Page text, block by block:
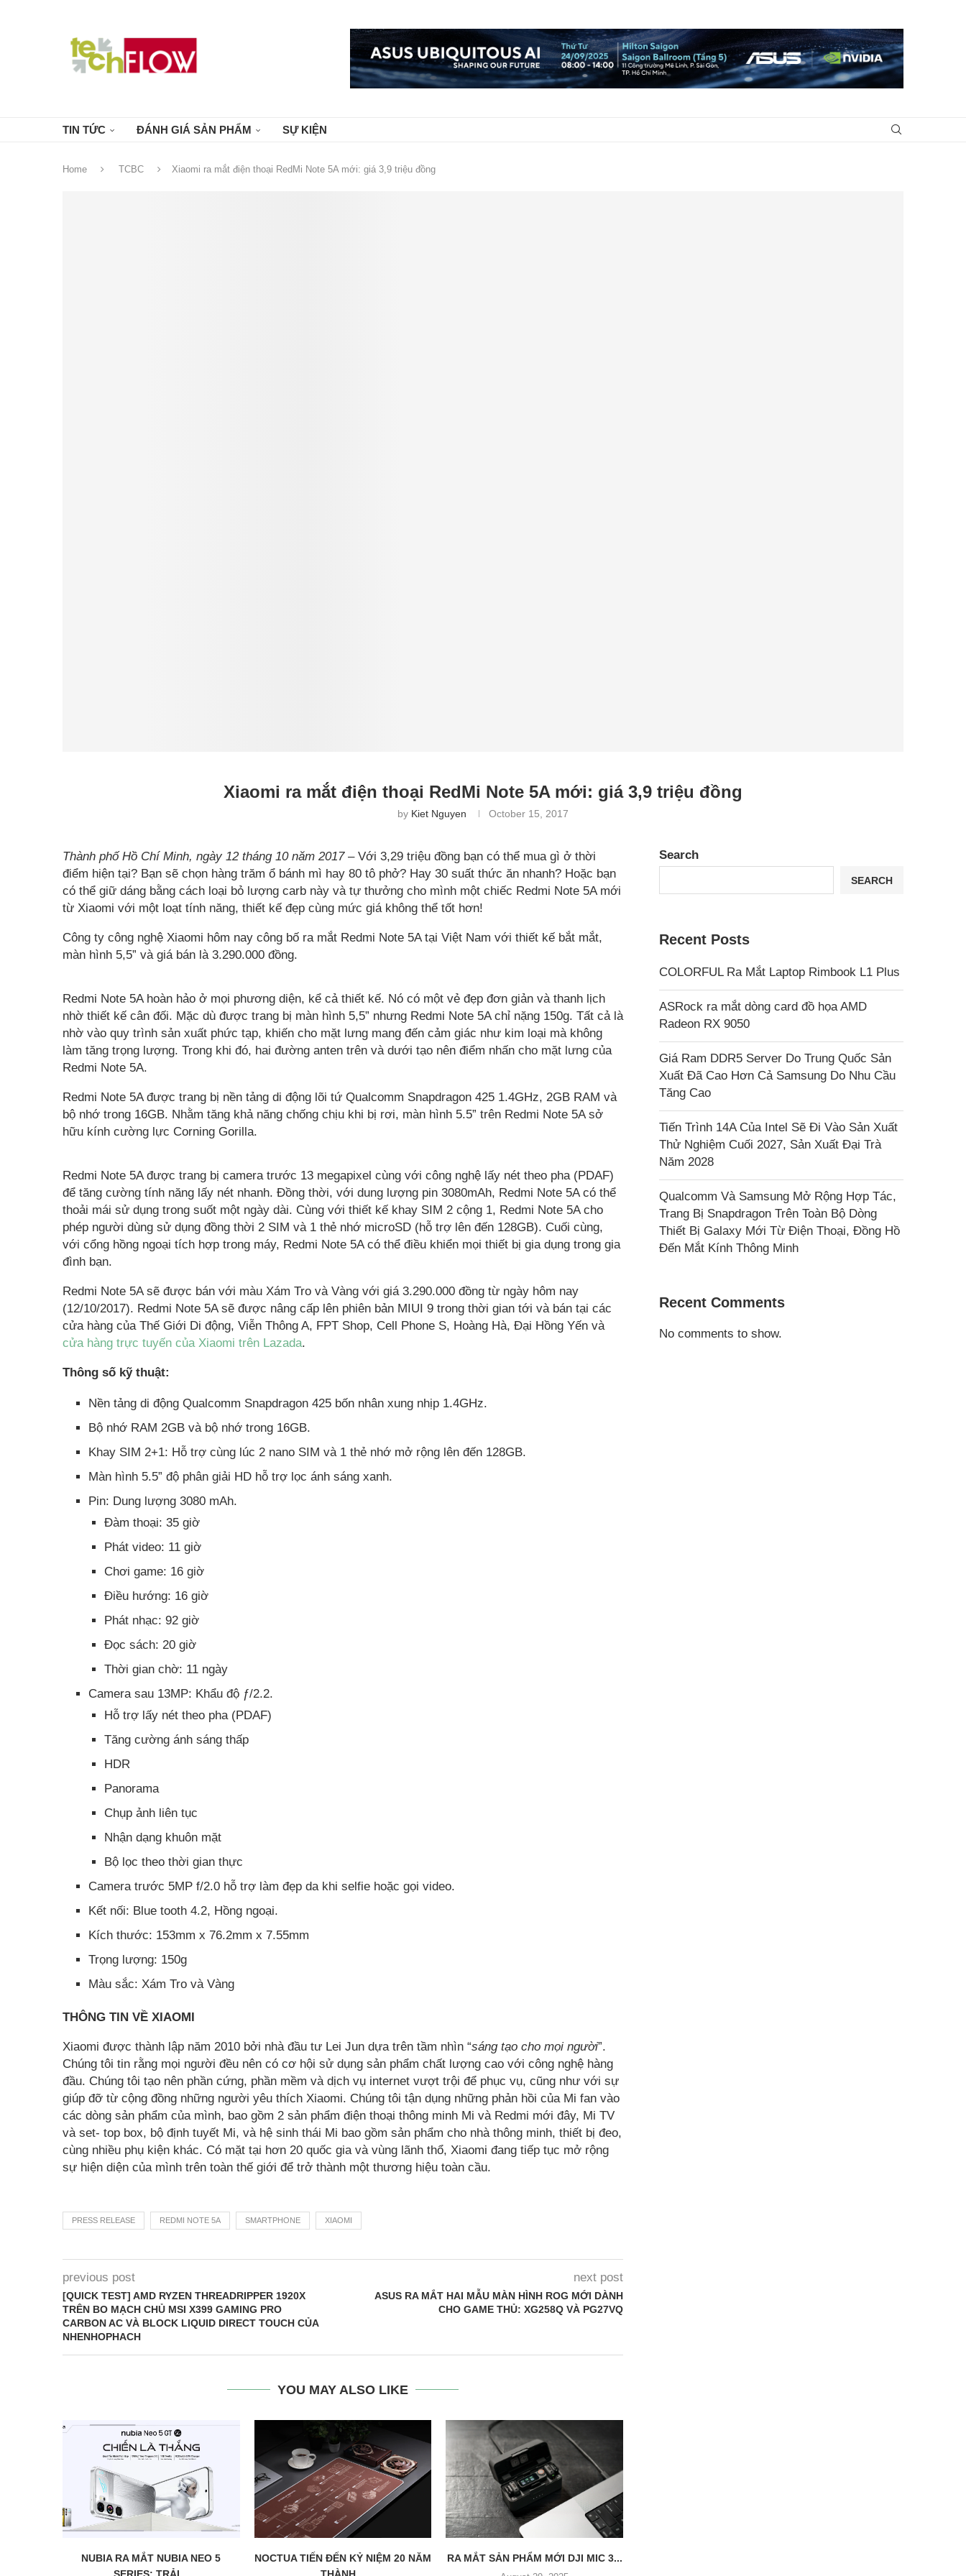
TIN TỨC ĐÁNH GIÁ SẢN PHẨM SỰ KIỆN
Home TCBC Xiaomi ra mắt điện thoại RedMi Note 5A mới: giá 3,9 triệu đồng
Xiaomi ra mắt điện thoại RedMi Note 5A mới: giá 3,9 triệu đồng
by Kiet Nguyen October 15, 2017
Thành phố Hồ Chí Minh, ngày 12 tháng 10 năm 2017– Với 3,29 triệu đồng bạn có thể mua gì ở thời
điểm hiện tại? Bạn sẽ chọn hàng trăm ổ bánh mì hay 80 tô phở? Hay 30 suất thức ăn nhanh? Hoặc bạn
có thể giữ dáng bằng cách loại bỏ lượng carb này và tự thưởng cho mình một chiếc Redmi Note 5A mới
từ Xiaomi với một loạt tính năng, thiết kế đẹp cùng mức giá không thể tốt hơn!
Công ty công nghệ Xiaomi hôm nay công bố ra mắt Redmi Note 5A tại Việt Nam với thiết kế bắt mắt,
màn hình 5,5” và giá bán là 3.290.000 đồng.
Redmi Note 5A hoàn hảo ở mọi phương diện, kể cả thiết kế. Nó có một vẻ đẹp đơn giản và thanh lịch
nhờ thiết kế cân đối. Mặc dù được trang bị màn hình 5,5” nhưng Redmi Note 5A chỉ nặng 150g. Tất cả là
nhờ vào quy trình sản xuất phức tạp, khiến cho mặt lưng mang đến cảm giác như kim loại mà không
làm tăng trọng lượng. Trong khi đó, hai đường anten trên và dưới tạo nên điểm nhấn cho mặt lưng của
Redmi Note 5A.
Redmi Note 5A được trang bị nền tảng di động lõi tứ Qualcomm Snapdragon 425 1.4GHz, 2GB RAM và
bộ nhớ trong 16GB. Nhằm tăng khả năng chống chịu khi bị rơi, màn hình 5.5” trên Redmi Note 5A sở
hữu kính cường lực Corning Gorilla.
Redmi Note 5A được trang bị camera trước 13 megapixel cùng với công nghệ lấy nét theo pha (PDAF)
để tăng cường tính năng lấy nét nhanh. Đồng thời, với dung lượng pin 3080mAh, Redmi Note 5A có thể
thoải mái sử dụng trong suốt một ngày dài. Cùng với thiết kế khay SIM 2 cộng 1, Redmi Note 5A cho
phép người dùng sử dụng đồng thời 2 SIM và 1 thẻ nhớ microSD (hỗ trợ lên đến 128GB). Cuối cùng,
với cổng hồng ngoại tích hợp trong máy, Redmi Note 5A có thể điều khiển mọi thiết bị gia dụng trong gia
đình bạn.
Redmi Note 5A sẽ được bán với màu Xám Tro và Vàng với giá 3.290.000 đồng từ ngày hôm nay
(12/10/2017). Redmi Note 5A sẽ được nâng cấp lên phiên bản MIUI 9 trong thời gian tới và bán tại các
cửa hàng của Thế Giới Di động, Viễn Thông A, FPT Shop, Cell Phone S, Hoàng Hà, Đại Hồng Yến và
cửa hàng trực tuyến của Xiaomi trên Lazada.
Thông số kỹ thuật:
Nền tảng di động Qualcomm Snapdragon 425 bốn nhân xung nhịp 1.4GHz.
Bộ nhớ RAM 2GB và bộ nhớ trong 16GB.
Khay SIM 2+1: Hỗ trợ cùng lúc 2 nano SIM và 1 thẻ nhớ mở rộng lên đến 128GB.
Màn hình 5.5” độ phân giải HD hỗ trợ lọc ánh sáng xanh.
Pin: Dung lượng 3080 mAh.
Đàm thoại: 35 giờ
Phát video: 11 giờ
Chơi game: 16 giờ
Điều hướng: 16 giờ
Phát nhạc: 92 giờ
Đọc sách: 20 giờ
Thời gian chờ: 11 ngày
Camera sau 13MP: Khẩu độ ƒ/2.2.
Hỗ trợ lấy nét theo pha (PDAF)
Tăng cường ánh sáng thấp
HDR
Panorama
Chụp ảnh liên tục
Nhận dạng khuôn mặt
Bộ lọc theo thời gian thực
Camera trước 5MP f/2.0 hỗ trợ làm đẹp da khi selfie hoặc gọi video.
Kết nối: Blue tooth 4.2, Hồng ngoại.
Kích thước: 153mm x 76.2mm x 7.55mm
Trọng lượng: 150g
Màu sắc: Xám Tro và Vàng
THÔNG TIN VỀ XIAOMI
Xiaomi được thành lập năm 2010 bởi nhà đầu tư Lei Jun dựa trên tầm nhìn “sáng tạo cho mọi người”.
Chúng tôi tin rằng mọi người đều nên có cơ hội sử dụng sản phẩm chất lượng cao với công nghệ hàng
đầu. Chúng tôi tạo nên phần cứng, phần mềm và dịch vụ internet vượt trội để phục vụ, cũng như với sự
giúp đỡ từ cộng đồng những người yêu thích Xiaomi. Chúng tôi tận dụng những phản hồi của Mi fan vào
các dòng sản phẩm của mình, bao gồm 2 sản phẩm điện thoại thông minh Mi và Redmi mới đây, Mi TV
và set- top box, bộ định tuyết Mi, và hệ sinh thái Mi bao gồm sản phẩm cho nhà thông minh, thiết bị đeo,
cùng nhiều phụ kiện khác. Có mặt tại hơn 20 quốc gia và vùng lãnh thổ, Xiaomi đang tiếp tục mở rộng
sự hiện diện của mình trên toàn thế giới để trở thành một thương hiệu toàn cầu.
PRESS RELEASE REDMI NOTE 5A SMARTPHONE XIAOMI
previous post
[QUICK TEST] AMD RYZEN THREADRIPPER 1920X
TRÊN BO MẠCH CHỦ MSI X399 GAMING PRO
CARBON AC VÀ BLOCK LIQUID DIRECT TOUCH CỦA
NHENHOPHACH
next post
ASUS RA MẮT HAI MẪU MÀN HÌNH ROG MỚI DÀNH
CHO GAME THỦ: XG258Q VÀ PG27VQ
YOU MAY ALSO LIKE
NUBIA RA MẮT NUBIA NEO 5
NOCTUA TIẾN ĐẾN KỶ NIỆM 20 NĂM
RA MẮT SẢN PHẨM MỚI DJI MIC 3...
Search
SEARCH
Recent Posts
COLORFUL Ra Mắt Laptop Rimbook L1 Plus
ASRock ra mắt dòng card đồ họa AMD
Radeon RX 9050
Giá Ram DDR5 Server Do Trung Quốc Sản
Xuất Đã Cao Hơn Cả Samsung Do Nhu Cầu
Tăng Cao
Tiến Trình 14A Của Intel Sẽ Đi Vào Sản Xuất
Thử Nghiệm Cuối 2027, Sản Xuất Đại Trà
Năm 2028
Qualcomm Và Samsung Mở Rộng Hợp Tác,
Trang Bị Snapdragon Trên Toàn Bộ Dòng
Thiết Bị Galaxy Mới Từ Điện Thoại, Đồng Hồ
Đến Mắt Kính Thông Minh
Recent Comments
No comments to show.